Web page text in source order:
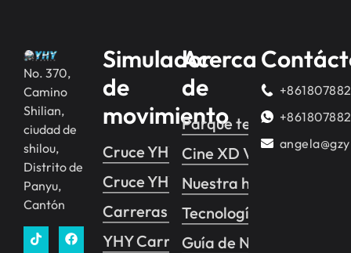
No. 370,
Camino
Shilian,
ciudad de
shilou,
Distrito de
Panyu,
Cantón
Simulador
de
movimiento
Cruce YHY 2
Cruce YHY 1
Carreras YHY
YHY Carreras VR
Acerca
de
Parque temático de
Cine XD VR
Nuestra historia
Tecnología
Guía de Negocios